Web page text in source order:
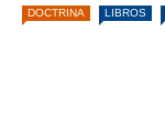
DOCTRINA LIBROS